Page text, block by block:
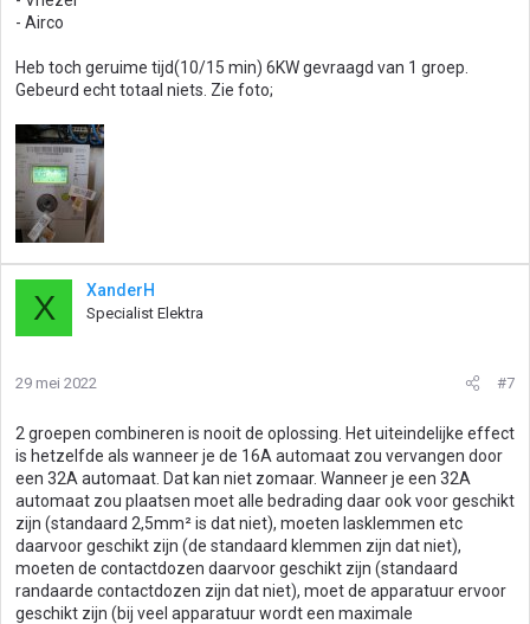
- Airco
Heb toch geruime tijd(10/15 min) 6KW gevraagd van 1 groep.
Gebeurd echt totaal niets. Zie foto;
X XanderH
Specialist Elektra
29 mei 2022 #7
2 groepen combineren is nooit de oplossing. Het uiteindelijke effect
is hetzelfde als wanneer je de 16A automaat zou vervangen door
een 32A automaat. Dat kan niet zomaar. Wanneer je een 32A
automaat zou plaatsen moet alle bedrading daar ook voor geschikt
zijn (standaard 2,5mm² is dat niet), moeten lasklemmen etc
daarvoor geschikt zijn (de standaard klemmen zijn dat niet),
moeten de contactdozen daarvoor geschikt zijn (standaard
randaarde contactdozen zijn dat niet), moet de apparatuur ervoor
geschikt zijn (bij veel apparatuur wordt een maximale